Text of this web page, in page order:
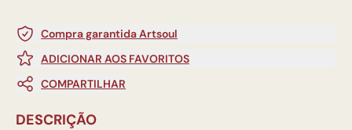
Compra garantida Artsoul
ADICIONAR AOS FAVORITOS
COMPARTILHAR
DESCRIÇÃO